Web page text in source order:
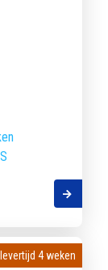
4 weken
4 weken